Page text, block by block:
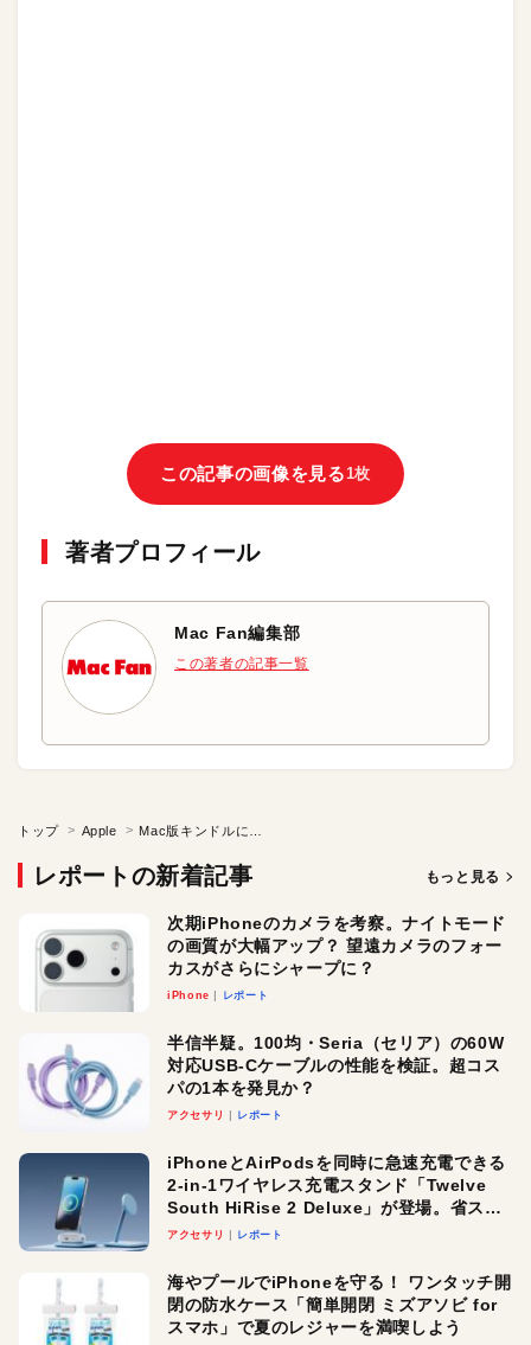
この記事の画像を見る1枚
著者プロフィール
Mac Fan編集部
この著者の記事一覧
トップ Apple
レポートの新着記事 もっと見る
次期iPhoneのカメラを考察。ナイトモード
の画質が大幅アップ？ 望遠カメラのフォー
カスがさらにシャープに？
iPhone レポート
半信半疑。100均・Seria（セリア）の60W
対応USB-Cケーブルの性能を検証。超コス
パの1本を発見か？
アクセサリ レポート
iPhoneとAirPodsを同時に急速充電できる
2-in-1ワイヤレス充電スタンド「Twelve
South HiRise 2 Deluxe」が登場。省スペ
ースでおしゃれに充電したい人にオスス
アクセサリ レポート
海やプールでiPhoneを守る！ ワンタッチ開
閉の防水ケース「簡単開閉 ミズアソビ for
スマホ」で夏のレジャーを満喫しよう